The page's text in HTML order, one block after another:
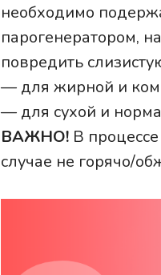
необходимо
парогенератором,
повредить
— для жирной и
— для сухой и
ВАЖНО! В
случае не горячо/